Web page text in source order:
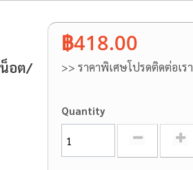
น็อต/
฿418.00
>> ราคาพิเศษโปรดติดต่อเรา
Quantity